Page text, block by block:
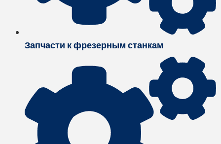
Запчасти к фрезерным станкам